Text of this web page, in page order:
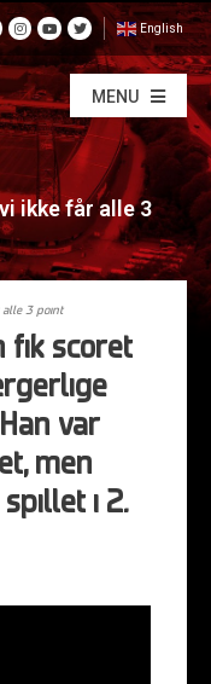
English
MENU
ikke får alle 3
alle 3 point
fik scoret
var
men
i 2.